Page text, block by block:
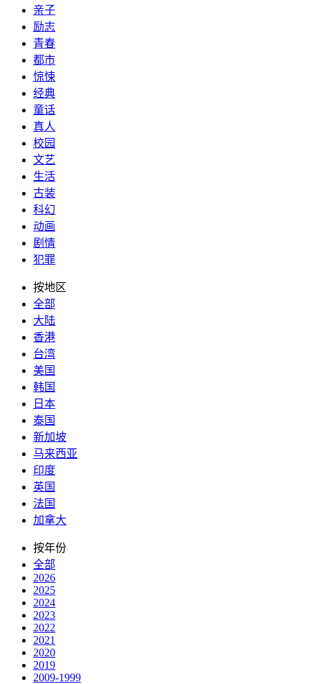
亲子
励志
青春
都市
惊悚
经典
童话
真人
校园
文艺
生活
古装
科幻
动画
剧情
犯罪
按地区
全部
大陆
香港
台湾
美国
韩国
日本
泰国
新加坡
马来西亚
印度
英国
法国
加拿大
按年份
全部
2026
2025
2024
2023
2022
2021
2020
2019
2009-1999